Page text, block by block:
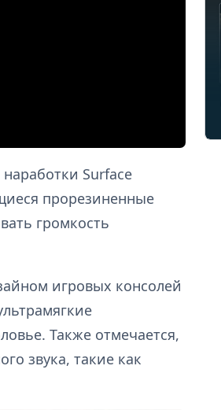
Surface
прорезиненные
громкость
игровых консолей
Также отмечается,
звука, такие как